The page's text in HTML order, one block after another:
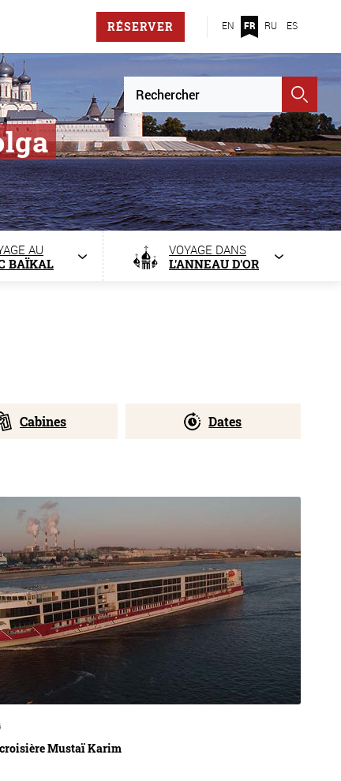
RÉSERVER EN FR RU ES
AU
BAÏKAL
VOYAGE DANS
L'ANNEAU D'OR
Cabines Dates
croisière Mustaï Karim